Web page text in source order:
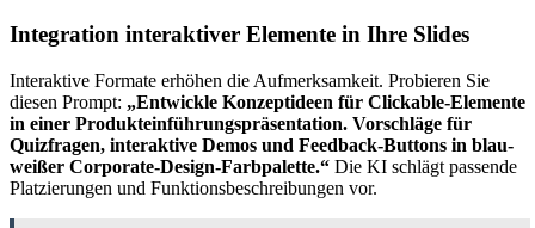
Integration interaktiver Elemente in Ihre Slides
Interaktive Formate erhöhen die Aufmerksamkeit. Probieren Sie
diesen Prompt: „Entwickle Konzeptideen für Clickable-Elemente
in einer Produkteinführungspräsentation. Vorschläge für
Quizfragen, interaktive Demos und Feedback-Buttons in blau-
weißer Corporate-Design-Farbpalette.“ Die KI schlägt passende
Platzierungen und Funktionsbeschreibungen vor.